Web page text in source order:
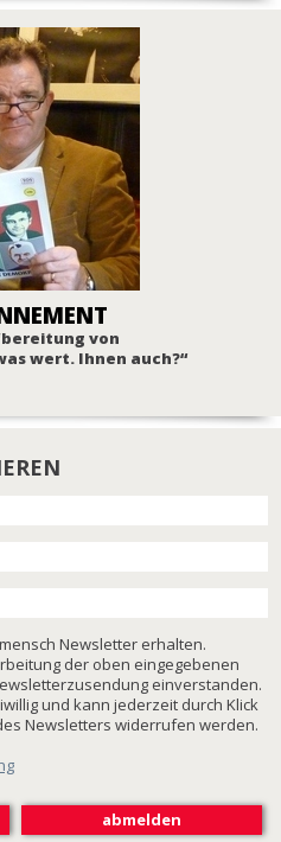
von
wert. Ihnen auch?“
Newsletter erhalten.
der oben eingegebenen
einverstanden.
und kann jederzeit durch Klick
Newsletters widerrufen werden.